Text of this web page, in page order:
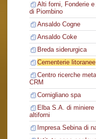
Alti forni, Fonderie
di Piombino
Ansaldo Cogne
Ansaldo Coke
Breda siderurgica
Cementerie litoranee
Centro ricerche
CRM
Cornigliano spa
Elba S.A. di miniere
altiforni
Impresa Sebina di